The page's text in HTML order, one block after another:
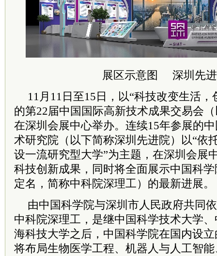
展区示意图 深圳先
11月11日至15日，以“科技改变生活
的第22届中国国际高新技术成果交易会
在深圳会展中心举办。连续15年参展的
术研究院（以下简称深圳先进院）以“依
设一流研究型大学”为主题，在深圳会展
科技创新成果，同时将全面展示中国科学
定名，简称中科院深理工）的最新进展。
由中国科学院与深圳市人民政府共同
中科院深理工，是继中国科学技术大学
海科技大学之后，中国科学院在国内设
将布局生物医学工程、机器人与人工智